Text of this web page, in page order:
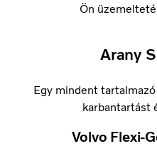
Ön
Arany
Egy mindent
karbantartást
Volvo Flexi-